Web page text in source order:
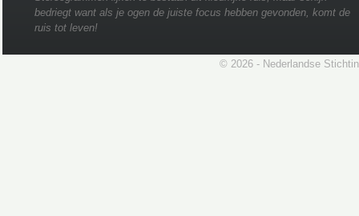
bedriegt want als je ogen de juiste focus hebben gevonden, komt de
ruis tot leven!
© 2026 - Nederlandse